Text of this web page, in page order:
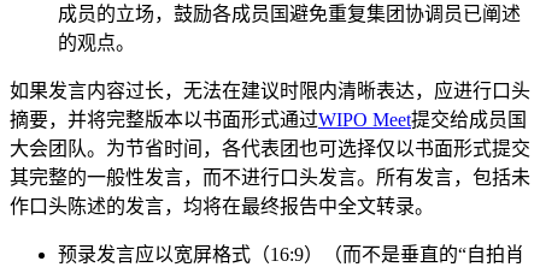
成员的立场，鼓励各成员国避免重复集团协调员已阐述
的观点。
如果发言内容过长，无法在建议时限内清晰表达，应进行口头
摘要，并将完整版本以书面形式通过WIPO Meet提交给成员国
大会团队。为节省时间，各代表团也可选择仅以书面形式提交
其完整的一般性发言，而不进行口头发言。所有发言，包括未
作口头陈述的发言，均将在最终报告中全文转录。
预录发言应以宽屏格式（16:9）（而不是垂直的“自拍肖